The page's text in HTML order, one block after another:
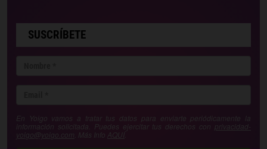
SUSCRÍBETE
En Yoigo vamos a tratar tus datos para enviarte periódicamente la
información solicitada. Puedes ejercitar tus derechos con privacidad-
yoigo@yoigo.com . Más Info AQUÍ